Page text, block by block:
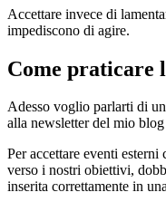
Accettare invece di
impediscono di agire.
Come praticare
Adesso voglio parlarti di
alla newsletter del mio blog
Per accettare eventi
verso i nostri obiettivi,
inserita correttamente in